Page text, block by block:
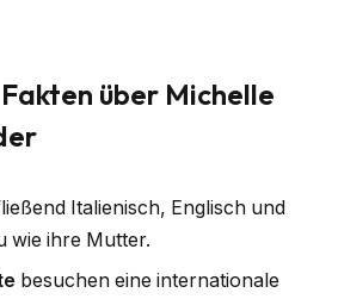
über Michelle
Italienisch, Englisch und
wie ihre Mutter.
besuchen eine internationale